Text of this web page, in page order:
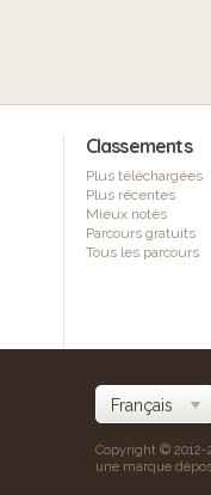
Classements
Plus téléchargées
Plus récentes
Mieux notés
Parcours gratuits
Tous les parcours
Copyright © 2012-
une marque